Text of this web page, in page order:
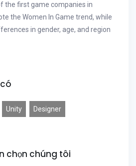
the first game companies in
the Women In Game trend, while
in gender, age, and region
Unity Designer
chọn chúng tôi